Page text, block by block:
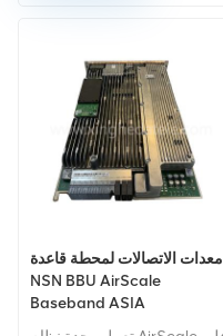
ذات 16 منفذًا توفر لوحة واجهة
إلى خدمة GPON.
معدات الاتصالات لمحطة قاعدة
NSN BBU AirScale
Baseband ASIA
473095A.202 لـ